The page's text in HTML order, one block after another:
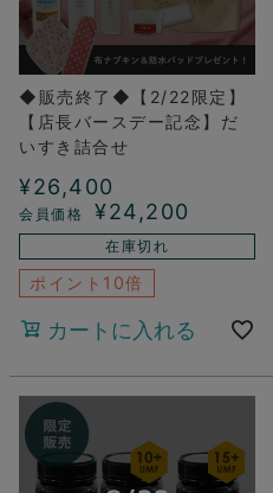
◆販売終了◆【2/22限定】
【店長バースデー記念】だ
いすき詰合せ
¥26,400
¥24,200
在庫切れ
ポイント10倍
カートに入れる